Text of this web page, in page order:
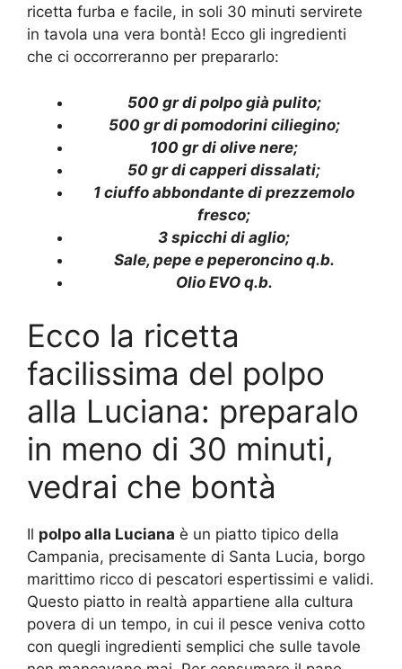
ricetta furba e facile, in soli 30 minuti servirete
in tavola una vera bontà! Ecco gli ingredienti
che ci occorreranno per prepararlo:
500 gr di polpo già pulito;
500 gr di pomodorini ciliegino;
100 gr di olive nere;
50 gr di capperi dissalati;
1 ciuffo abbondante di prezzemolo
fresco;
3 spicchi di aglio;
Sale, pepe e peperoncino q.b.
Olio EVO q.b.
Ecco la ricetta
facilissima del polpo
alla Luciana: preparalo
in meno di 30 minuti,
vedrai che bontà
Il polpo alla Luciana è un piatto tipico della
Campania, precisamente di Santa Lucia, borgo
marittimo ricco di pescatori espertissimi e validi.
Questo piatto in realtà appartiene alla cultura
povera di un tempo, in cui il pesce veniva cotto
con quegli ingredienti semplici che sulle tavole